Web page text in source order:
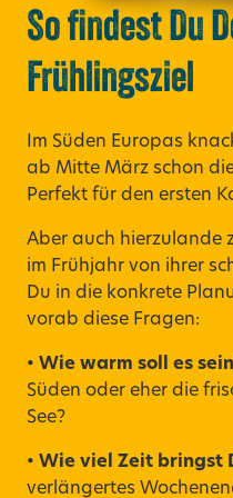
So findest Du
Frühlingsziel
Im Süden Europas
ab Mitte März schon
Perfekt für den ersten
Aber auch hierzulande
im Frühjahr von ihrer
Du in die konkrete
vorab diese Fragen:
• Wie warm soll es
Süden oder eher die
See?
• Wie viel Zeit bringst
verlängertes